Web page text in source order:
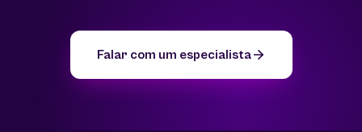
Falar com um especialista